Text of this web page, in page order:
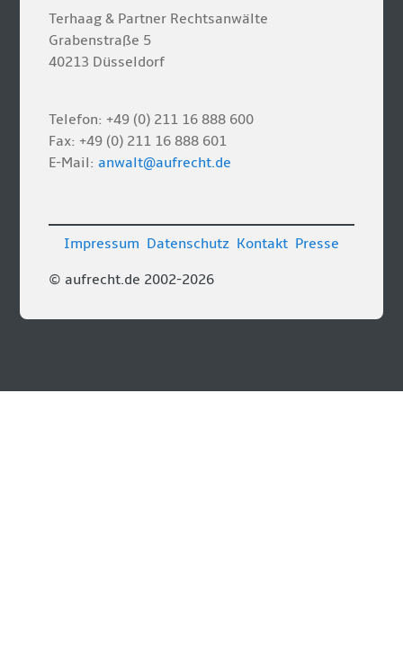
Terhaag & Partner Rechtsanwälte
Grabenstraße 5
40213 Düsseldorf
Telefon: +49 (0) 211 16 888 600
Fax: +49 (0) 211 16 888 601
E-Mail:anwalt@aufrecht.de
© aufrecht.de 2002-2026
Impressum Datenschutz Kontakt Presse